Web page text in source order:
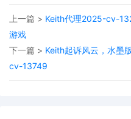
上一篇 > Keith代理2025-cv-
游戏
下一篇 > Keith起诉风云，水墨
cv-13749